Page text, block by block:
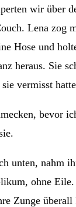
wir über
Lena zog
Hose und
heraus. Sie
vermisst
bevor
unten, nahm
ohne Eile.
Zunge